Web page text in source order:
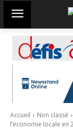
Accueil Non classé
l’économie locale en